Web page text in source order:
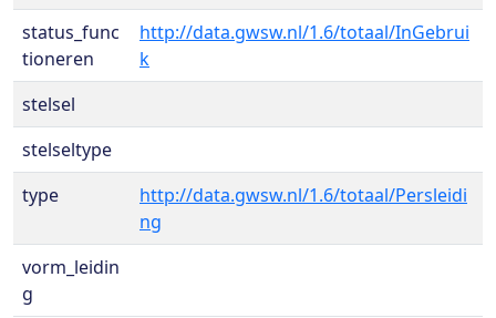
status_func
tioneren
http://data.gwsw.nl/1.6/totaal/InGebrui
k
stelsel
stelseltype
type
http://data.gwsw.nl/1.6/totaal/Persleidi
ng
vorm_leidin
g